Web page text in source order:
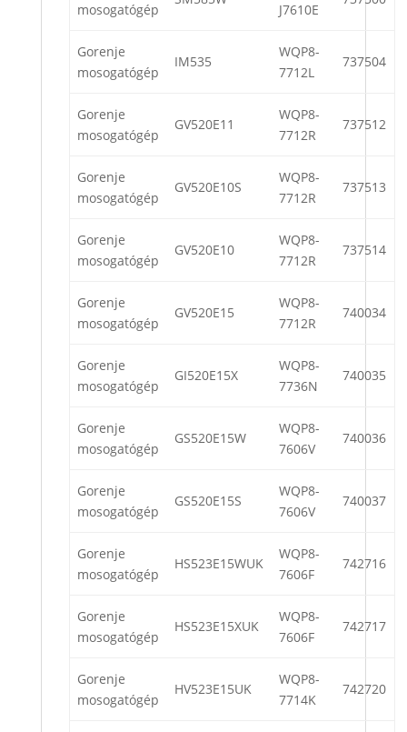
mosogatógép J7610E
Gorenje
mosogatógép
IM535
WQP8-
7712L
737504
Gorenje
mosogatógép
GV520E11
WQP8-
7712R
737512
Gorenje
mosogatógép
GV520E10S
WQP8-
7712R
737513
Gorenje
mosogatógép
GV520E10
WQP8-
7712R
737514
Gorenje
mosogatógép
GV520E15
WQP8-
7712R
740034
Gorenje
mosogatógép
GI520E15X
WQP8-
7736N
740035
Gorenje
mosogatógép
GS520E15W
WQP8-
7606V
740036
Gorenje
mosogatógép
GS520E15S
WQP8-
7606V
740037
Gorenje
mosogatógép
HS523E15WUK
WQP8-
7606F
742716
Gorenje
mosogatógép
HS523E15XUK
WQP8-
7606F
742717
Gorenje
mosogatógép
HV523E15UK
WQP8-
7714K
742720